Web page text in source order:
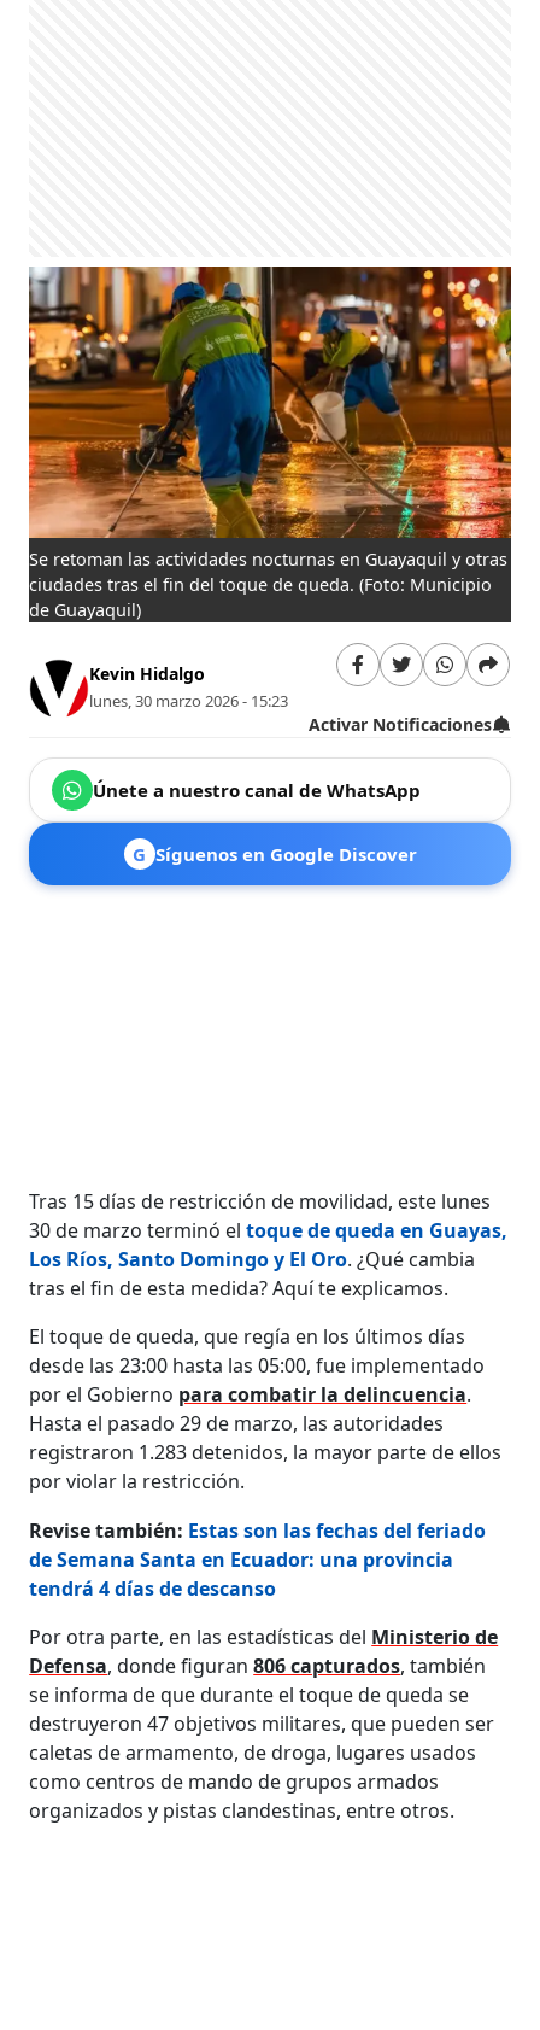
Se retoman las actividades nocturnas en Guayaquil y otras
ciudades tras el fin del toque de queda. (Foto: Municipio
de Guayaquil)
Kevin Hidalgo
lunes, 30 marzo 2026 - 15:23
Activar Notificaciones
Únete a nuestro canal de WhatsApp
G Síguenos en Google Discover
Tras 15 días de restricción de movilidad, este lunes
30 de marzo terminó el toque de queda en Guayas,
Los Ríos, Santo Domingo y El Oro. ¿Qué cambia
tras el fin de esta medida? Aquí te explicamos.
El toque de queda, que regía en los últimos días
desde las 23:00 hasta las 05:00, fue implementado
por el Gobierno para combatir la delincuencia.
Hasta el pasado 29 de marzo, las autoridades
registraron 1.283 detenidos, la mayor parte de ellos
por violar la restricción.
Revise también: Estas son las fechas del feriado
de Semana Santa en Ecuador: una provincia
tendrá 4 días de descanso
Por otra parte, en las estadísticas del Ministerio de
Defensa, donde figuran806 capturados, también
se informa de que durante el toque de queda se
destruyeron 47 objetivos militares, que pueden ser
caletas de armamento, de droga, lugares usados
como centros de mando de grupos armados
organizados y pistas clandestinas, entre otros.